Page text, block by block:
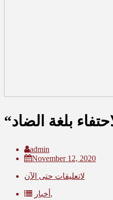
بلغة الضاد
admin
November 12, 2020
لاتعليقات حتى الآن
أخبار,